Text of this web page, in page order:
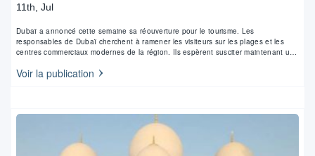
11th, Jul
Dubaï a annoncé cette semaine sa réouverture pour le tourisme. Les
responsables de Dubaï cherchent à ramener les visiteurs sur les plages et les
centres commerciaux modernes de la région. Ils espèrent susciter maintenant un
importante. Le gouvernement…
Voir la publication